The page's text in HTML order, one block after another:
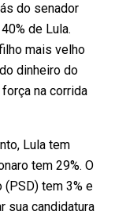
do senador
de Lula.
mais velho
dinheiro do
na corrida
Lula tem
tem 29%. O
(PSD) tem 3% e
sua candidatura